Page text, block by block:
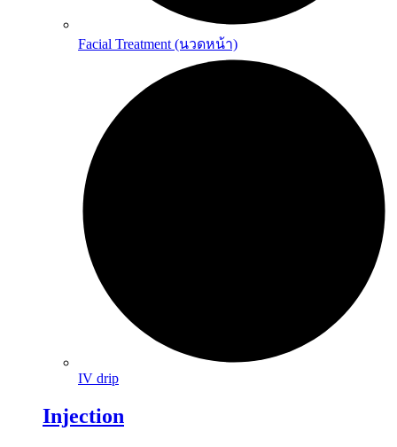
Facial Treatment (นวดหน้า)
IV drip
Injection